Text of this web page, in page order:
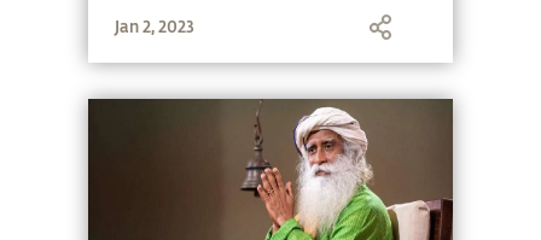
Jan 2, 2023